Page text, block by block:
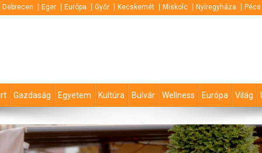
Debrecen Eger Európa Győr Kecskemét Miskolc Nyíregyháza Pécs
Gazdaság Egyetem Kultúra Bulvár Wellness Európa Világ